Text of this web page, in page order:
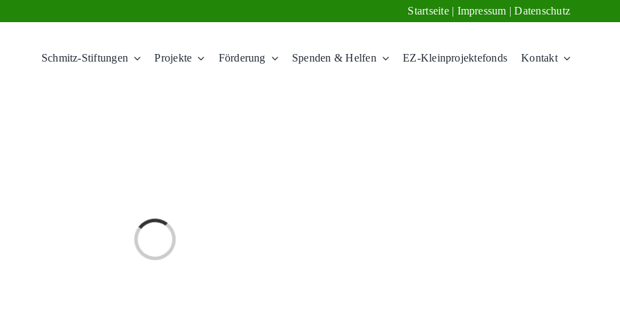
Startseite| Impressum |Datenschutz
Schmitz-Stiftungen Projekte Förderung Spenden & Helfen EZ-Kleinprojektefonds Kontakt
Loading...